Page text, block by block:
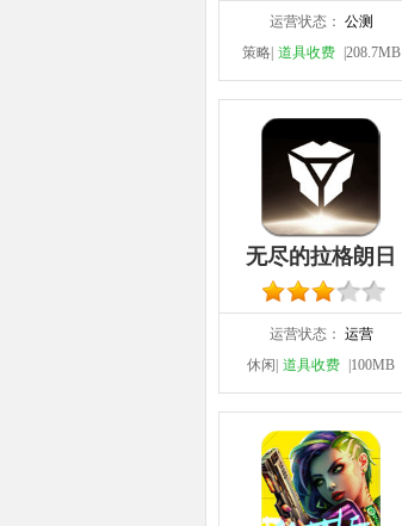
运营状态： 公测
策略| 道具收费 |208.7MB
无尽的拉格朗日
运营状态： 运营
休闲| 道具收费 |100MB